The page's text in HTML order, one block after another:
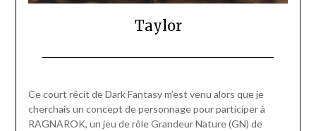
Taylor
19/10/2023
Vanpée
Ce court récit de Dark Fantasy m’est venu alors que je
cherchais un concept de personnage pour participer à
RAGNAROK, un jeu de rôle Grandeur Nature (GN) de